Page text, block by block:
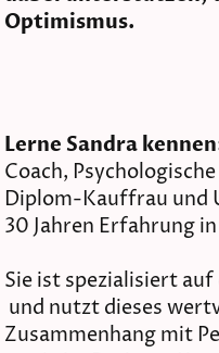
Optimismus.
Lerne Sandra
Coach,
Diplom-Kauffrau und
30 Jahren Erfahrung
Sie ist spezialisiert
und nutzt dieses
Zusammenhang mit